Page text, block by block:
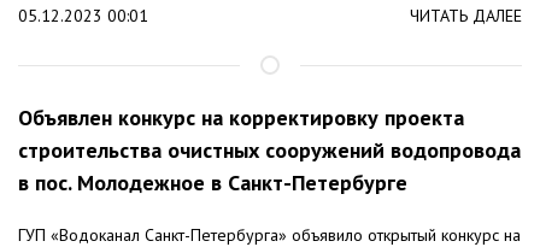
05.12.2023 00:01 ЧИТАТЬ ДАЛЕЕ
Объявлен конкурс на корректировку проекта
строительства очистных сооружений водопровода
в пос. Молодежное в Санкт-Петербурге
ГУП «Водоканал Санкт-Петербурга» объявило открытый конкурс на